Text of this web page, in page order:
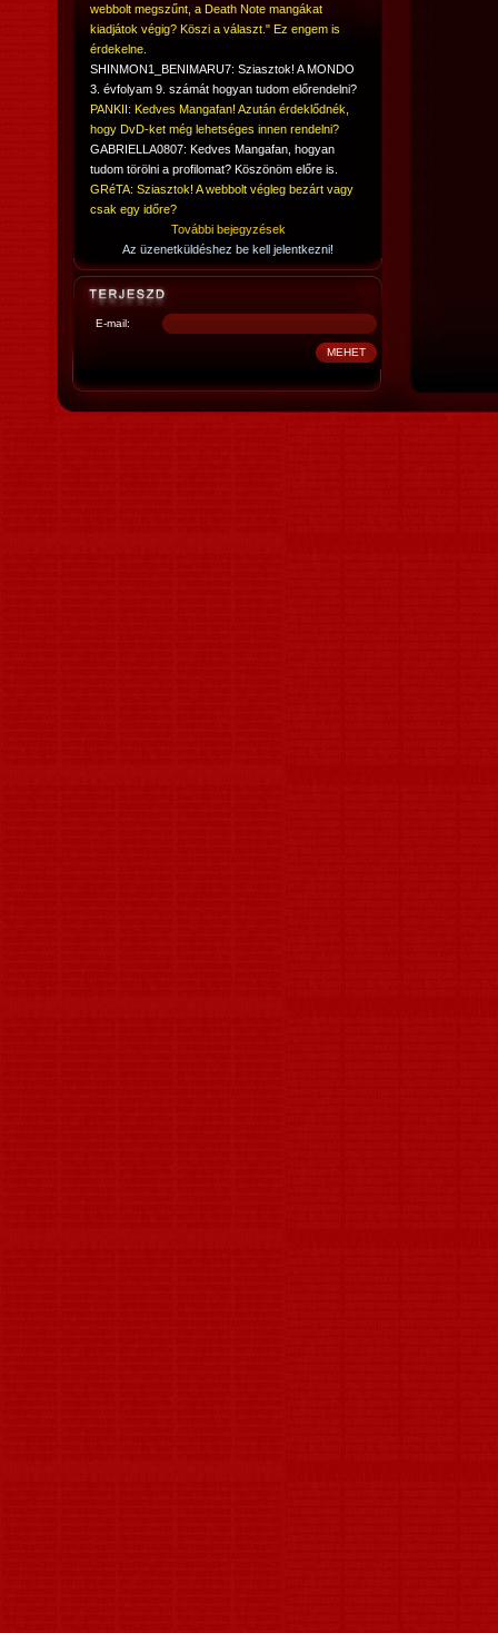
webbolt megszűnt, a Death Note mangákat
kiadjátok végig? Köszi a választ." Ez engem is
érdekelne.
SHINMON1_BENIMARU7: Sziasztok! A MONDO
3. évfolyam 9. számát hogyan tudom előrendelni?
PANKII: Kedves Mangafan! Azután érdeklődnék,
hogy DvD-ket még lehetséges innen rendelni?
GABRIELLA0807: Kedves Mangafan, hogyan
tudom törölni a profilomat? Köszönöm előre is.
GRéTA: Sziasztok! A webbolt végleg bezárt vagy
csak egy időre?
További bejegyzések
Az üzenetküldéshez be kell jelentkezni!
E-mail: